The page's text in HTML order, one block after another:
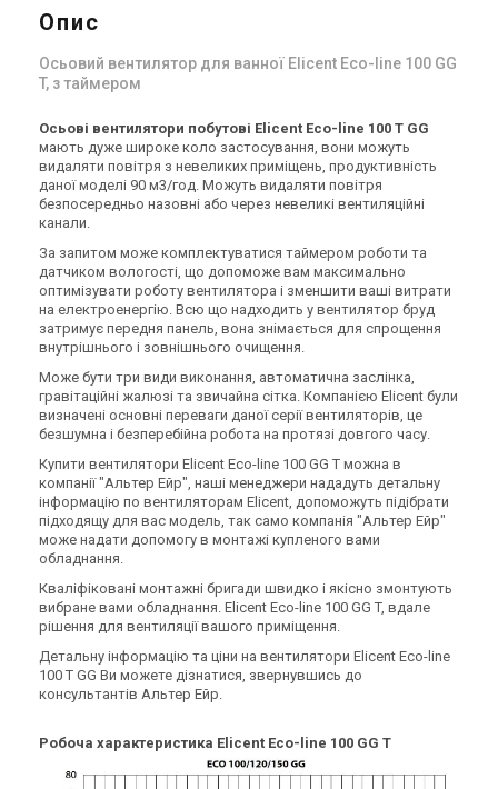
Опис
Осьовий вентилятор для ванної Elicent Eco-line 100 GG
T, з таймером
Осьові вентилятори побутові Elicent Eco-line 100 T GG
мають дуже широке коло застосування, вони можуть
видаляти повітря з невеликих приміщень, продуктивність
даної моделі 90 м3/год. Можуть видаляти повітря
безпосередньо назовні або через невеликі вентиляційні
канали.
За запитом може комплектуватися таймером роботи та
датчиком вологості, що допоможе вам максимально
оптимізувати роботу вентилятора і зменшити ваші витрати
на електроенергію. Всю що надходить у вентилятор бруд
затримує передня панель, вона знімається для спрощення
внутрішнього і зовнішнього очищення.
Може бути три види виконання, автоматична заслінка,
гравітаційні жалюзі та звичайна сітка. Компанією Elicent були
визначені основні переваги даної серії вентиляторів, це
безшумна і безперебійна робота на протязі довгого часу.
Купити вентилятори Elicent Eco-line 100 GG T можна в
компанії "Альтер Ейр", наші менеджери нададуть детальну
інформацію по вентиляторам Elicent, допоможуть підібрати
підходящу для вас модель, так само компанія "Альтер Ейр"
може надати допомогу в монтажі купленого вами
обладнання.
Кваліфіковані монтажні бригади швидко і якісно змонтують
вибране вами обладнання. Elicent Eco-line 100 GG T, вдале
рішення для вентиляції вашого приміщення.
Детальну інформацію та ціни на вентилятори Elicent Eco-line
100 T GG Ви можете дізнатися, звернувшись до
консультантів Альтер Ейр.
Робоча характеристика Elicent Eco-line 100 GG T